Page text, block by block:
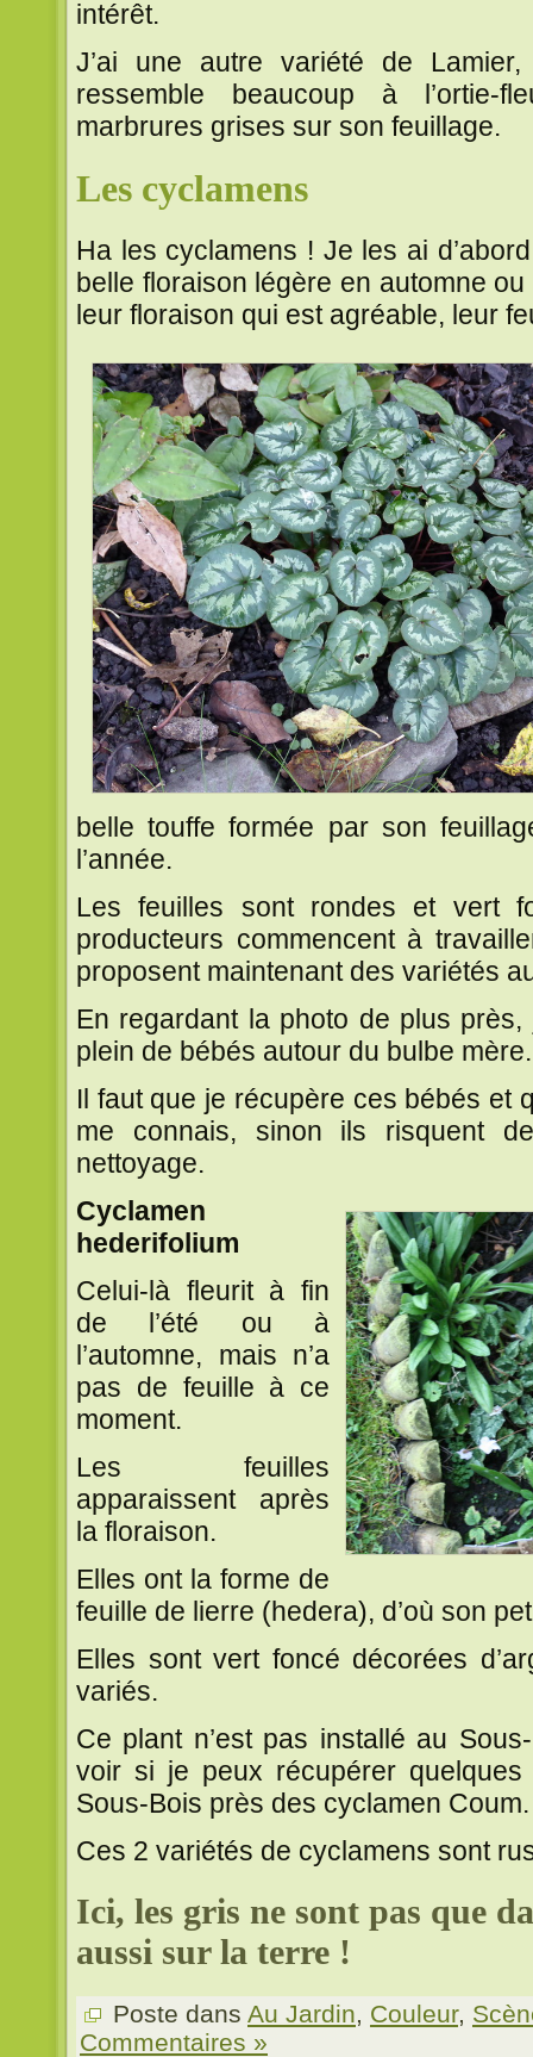
intérêt.
J’ai une autre variété de
ressemble beaucoup à l’ortie-
marbrures grises sur son feuillage.
Les cyclamens
Ha les cyclamens ! Je les ai
belle floraison légère en automne
leur floraison qui est agréable, leur
belle touffe formée par son
l’année.
Les feuilles sont rondes et vert
producteurs commencent à
proposent maintenant des variétés
En regardant la photo de plus
plein de bébés autour du bulbe mère.
Il faut que je récupère ces bébés et
me connais, sinon ils risquent
nettoyage.
Cyclamen
hederifolium
Celui-là fleurit à fin
de l’été ou à
l’automne, mais n’a
pas de feuille à ce
moment.
Les feuilles
apparaissent après
la floraison.
Elles ont la forme de
feuille de lierre (hedera), d’où son
Elles sont vert foncé décorées
variés.
Ce plant n’est pas installé au
voir si je peux récupérer
Sous-Bois près des cyclamen Coum.
Ces 2 variétés de cyclamens sont
Ici, les gris ne sont pas que
aussi sur la terre !
Poste dans Au Jardin Couleur,
Commentaires »